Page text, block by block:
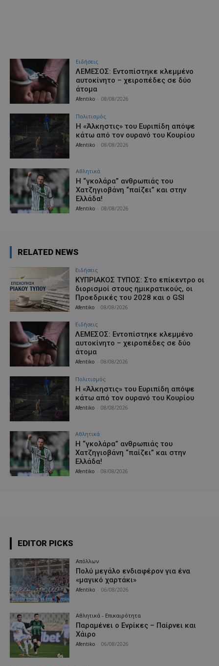
Ειδήσεις
ΛΕΜΕΣΟΣ: Εντοπίστηκε κλεμμένο
αυτοκίνητο – χειροπέδες σε δύο
άτομα
Afentiko 08/08/2026
Πολιτισμός
Η «Άλκηστις» του Ευριπίδη απόψε
κάτω από τον ουρανό του Κουρίου
Afentiko 08/08/2026
Αθλητικά
Η “γκολάρα” ανθρωπιάς του
Χατζηγιοβάνη “παίζει” και στην
Ελλάδα!
Afentiko 08/08/2026
RELATED NEWS
Ειδήσεις
ΚΥΠΡΙΑΚΟΣ ΤΥΠΟΣ: Στο επίκεντρο οι
διορισμοί στους ημικρατικούς, οι
Προεδρικές του 2028 και ο GSI
Afentiko 08/08/2026
Ειδήσεις
ΛΕΜΕΣΟΣ: Εντοπίστηκε κλεμμένο
αυτοκίνητο – χειροπέδες σε δύο
άτομα
Afentiko 08/08/2026
Πολιτισμός
Η «Άλκηστις» του Ευριπίδη απόψε
κάτω από τον ουρανό του Κουρίου
Afentiko 08/08/2026
Αθλητικά
Η “γκολάρα” ανθρωπιάς του
Χατζηγιοβάνη “παίζει” και στην
Ελλάδα!
Afentiko 08/08/2026
EDITOR PICKS
Απόλλων
Πολύ μεγάλο ενδιαφέρον για ένα
«μαγικό χαρτάκι»
Afentiko 06/08/2026
Αθλητικά - Επικαιρότητα
Παραμένει ο Ενρίκες – Παίρνει και
Χάιρο
Afentiko 06/08/2026